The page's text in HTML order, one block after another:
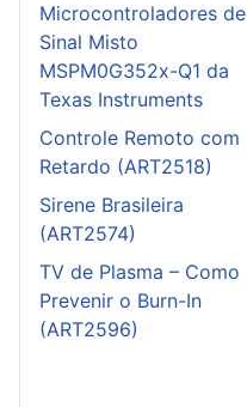
Microcontroladores de
Sinal Misto
MSPM0G352x-Q1 da
Texas Instruments
Controle Remoto com
Retardo (ART2518)
Sirene Brasileira
(ART2574)
TV de Plasma – Como
Prevenir o Burn-In
(ART2596)